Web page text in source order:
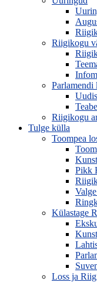
Riigikogu
Parlamendi
Riigikogu
Tulge külla
Toompea
Pikk
Külastage
Loss ja